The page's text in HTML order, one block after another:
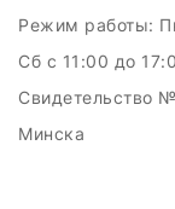
Режим работы:
Сб c 11:00 до
Свидетельство
Минска